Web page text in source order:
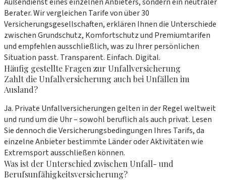
Berater. Wir vergleichen Tarife von über 30
Versicherungsgesellschaften, erklären Ihnen die Unterschiede
zwischen Grundschutz, Komfortschutz und Premiumtarifen
und empfehlen ausschließlich, was zu Ihrer persönlichen
Situation passt. Transparent. Einfach. Digital.
Häufig gestellte Fragen zur Unfallversicherung
Zahlt die Unfallversicherung auch bei Unfällen im
Ausland?
Ja. Private Unfallversicherungen gelten in der Regel weltweit
und rund um die Uhr – sowohl beruflich als auch privat. Lesen
Sie dennoch die Versicherungsbedingungen Ihres Tarifs, da
einzelne Anbieter bestimmte Länder oder Aktivitäten wie
Extremsport ausschließen können.
Was ist der Unterschied zwischen Unfall- und
Berufsunfähigkeitsversicherung?